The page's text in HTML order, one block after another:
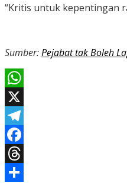
“Kritis untuk kepentingan
Sumber:Pejabat tak Boleh
WhatsApp
X
Telegram
Facebook
Threads